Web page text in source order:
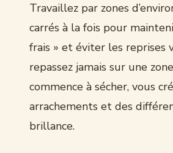
Travaillez par zones
carrés à la fois pour
frais » et éviter les reprises
repassez jamais sur une
commence à sécher, vous
arrachements et des
brillance.